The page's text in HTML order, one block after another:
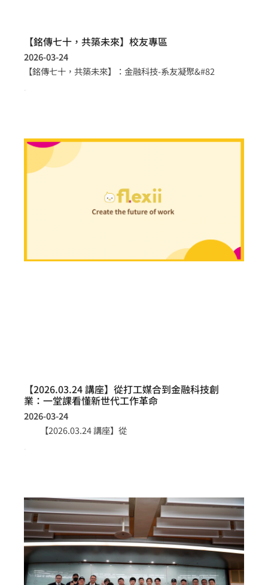
【銘傳七十，共築未來】校友專區
2026-03-24
【銘傳七十，共築未來】：金融科技-系友凝聚&#82
【2026.03.24 講座】從打工媒合到金融科技創
業：一堂課看懂新世代工作革命
2026-03-24
【2026.03.24 講座】從